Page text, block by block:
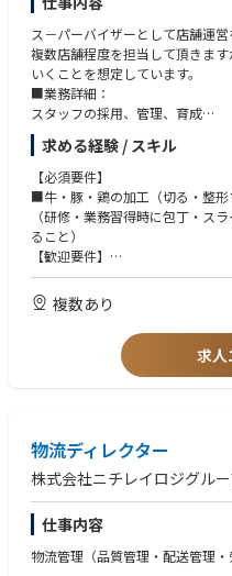
【魅力】
●日本のモノづくりを支えること
製造業において、EMSの存在価
まれている成長市場です。
弊社においても、海外EMS事業
最前線でご活躍いただきます。
●ローカルと一緒に仕事をするこ
日本では経験できないようなロ
りに関わるやりがいを感じるこ
●若いうちから海外で挑戦できる
若いうちから海外工場で就業す
もできるポジションです。
【キャリアパス】
国内工場・海外工場にて基板実
製造現場管理ができるようにな
ス－パーバイザーとして店舗運営
複数店舗程度を担当して頂きま
いくことを想定しています。
■業務詳細：
スタッフの採用、管理、育成
売上集計、売上増進戦略の立案
販促企画の立案、実行
キャンペーン立案、実行など
求める経験 / スキル
【必須要件】
■牛・豚・鶏の加工（切る・整
（研修・業務習得時に包丁・ス
ること）
【歓迎要件】
■小売（スーパー・ドラッグス
ば 複数あり
求人
物流ディレクター
株式会社ニチレイロジグル
仕事内容
物流管理（品質管理・配送管理・